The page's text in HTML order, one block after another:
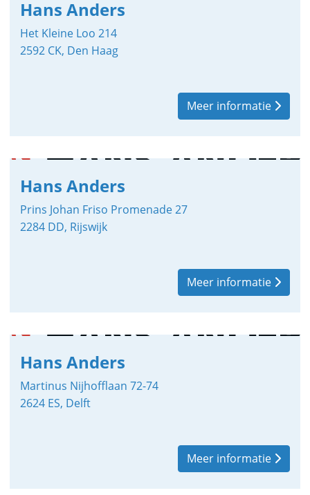
Hans Anders
Het Kleine Loo 214
2592 CK, Den Haag
Meer informatie
Hans Anders
Prins Johan Friso Promenade 27
2284 DD, Rijswijk
Meer informatie
Hans Anders
Martinus Nijhofflaan 72-74
2624 ES, Delft
Meer informatie